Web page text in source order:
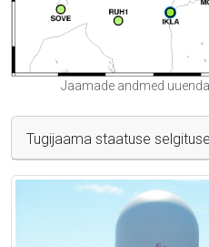
Jaamade andmed
Tugijaama staatuse